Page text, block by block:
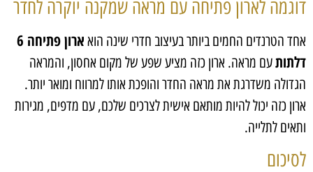
דוגמה לארון פתיחה עם מראה שמקנה יוקרה לחדר
אחד הטרנדים החמים ביותר בעיצוב חדרי שינה הוא
ארון פתיחה 6
דלתותעם מראה. ארון כזה מציע שפע של מקום אחסון, והמראה
הגדולה משדרגת את מראה החדר והופכת אותו למרווח ומואר יותר.
ארון כזה יכול להיות מותאם אישית לצרכים שלכם, עם מדפים, מגירות
ותאים לתלייה.
לסיכום